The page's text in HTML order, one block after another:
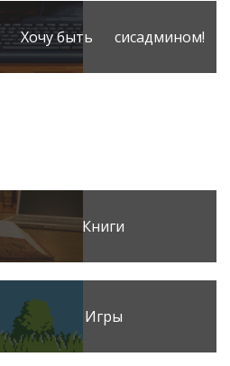
Хочу быть сисадмином!
Книги
Игры